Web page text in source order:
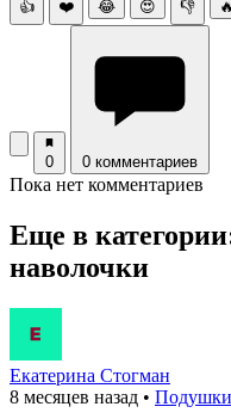
👍 ❤️ 😂 😍 👎 🔥
0 0 комментариев
Пока нет комментариев
Еще в
наволочки
Екатерина Стогман
8 месяцев назад • Подушки